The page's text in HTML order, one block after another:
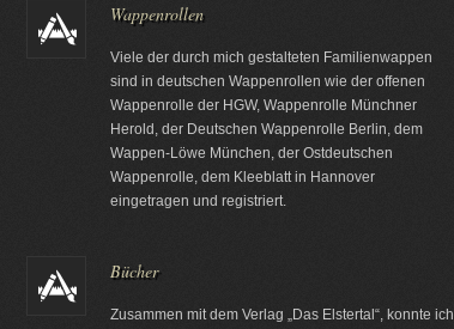
Wappenrollen
Viele der durch mich gestalteten Familienwappen
sind in deutschen Wappenrollen wie der offenen
Wappenrolle der HGW, Wappenrolle Münchner
Herold, der Deutschen Wappenrolle Berlin, dem
Wappen-Löwe München, der Ostdeutschen
Wappenrolle, dem Kleeblatt in Hannover
eingetragen und registriert.
Bücher
Zusammen mit dem Verlag „Das Elstertal“, konnte ich